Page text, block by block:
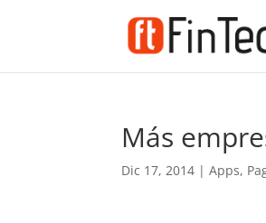
Más
Dic 17, 2014 |Apps,